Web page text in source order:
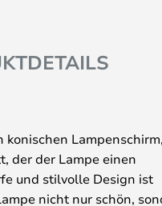
konischen
der der Lampe einen
und stilvolle Design ist
nicht nur schön,